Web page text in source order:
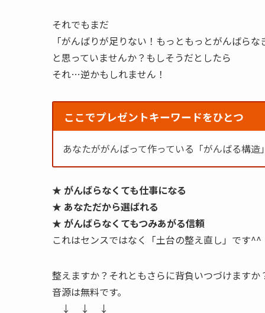
それでもまだ
「がんばりが足りない！もっともっとがんばらな
と思っていませんか？もしそうだとしたら
それ…逆かもしれません！
ここでプレゼントキーワードをひとつ
あなたががんばって作っている「がんばる構
★ がんばらなくても仕事になる
★ あなただから選ばれる
★ がんばらなくてもつみあがる信頼
これはセンスではなく「土台の整え直し」です^^
整えますか？それともさらに背負いつづけますか
音源は無料です。
↓ ↓ ↓